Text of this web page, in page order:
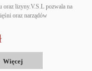
oraz lizyny.V.S.L pozwala na
oraz narządów
Więcej